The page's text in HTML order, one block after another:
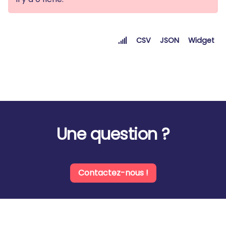
CSV JSON Widget
Une question ?
Contactez-nous !